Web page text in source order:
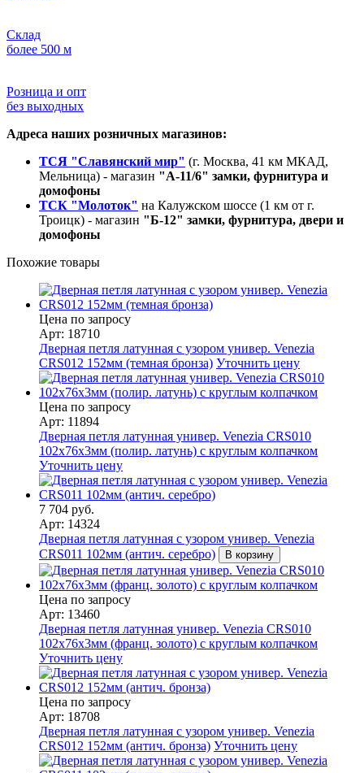
Склад
более 500 м
Розница и опт
без выходных
Адреса наших розничных магазинов:
ТСЯ "Славянский мир" (г. Москва, 41 км МКАД,
Мельница) - магазин "А-11/6" замки, фурнитура и
домофоны
ТСК "Молоток" на Калужском шоссе (1 км от г.
Троицк) - магазин "Б-12" замки, фурнитура, двери и
домофоны
Похожие товары
Цена по запросу
Арт: 18710
Дверная петля латунная с узором универ. Venezia
CRS012 152мм (темная бронза) Уточнить цену
Цена по запросу
Арт: 11894
Дверная петля латунная универ. Venezia CRS010
102x76x3мм (полир. латунь) с круглым колпачком
Уточнить цену
7 704 руб.
Арт: 14324
Дверная петля латунная с узором универ. Venezia
CRS011 102мм (антич. серебро)
В корзину
Цена по запросу
Арт: 13460
Дверная петля латунная универ. Venezia CRS010
102x76x3мм (франц. золото) с круглым колпачком
Уточнить цену
Цена по запросу
Арт: 18708
Дверная петля латунная с узором универ. Venezia
CRS012 152мм (антич. бронза) Уточнить цену